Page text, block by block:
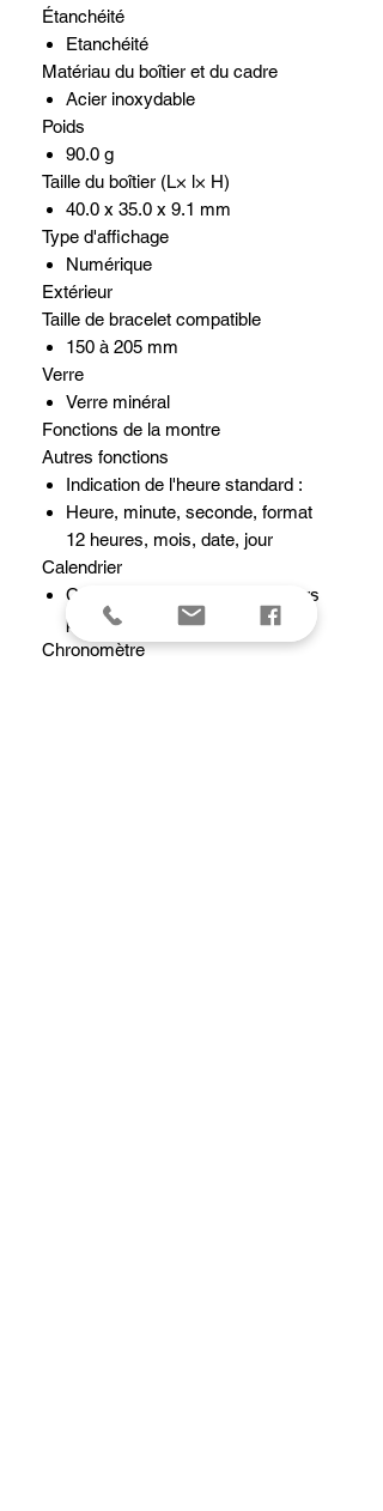
Étanchéité
Etanchéité
Matériau du boîtier et du cadre
Acier inoxydable
Poids
90.0 g
Taille du boîtier (L× l× H)
40.0 x 35.0 x 9.1 mm
Type d'affichage
Numérique
Extérieur
Taille de bracelet compatible
150 à 205 mm
Verre
Verre minéral
Fonctions de la montre
Autres fonctions
Indication de l'heure standard :
Heure, minute, seconde, format
12 heures, mois, date, jour
Calendrier
Calendrier automatique (28 jours
pour février)
Chronomètre